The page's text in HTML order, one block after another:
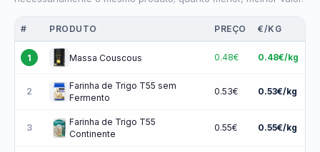
# PRODUTO PREÇO €/KG
1 Massa Couscous 0.48€ 0.48€/kg
2
Farinha de Trigo T55 sem
Fermento
0.53€ 0.53€/kg
3
Farinha de Trigo T55
Continente
0.55€ 0.55€/kg